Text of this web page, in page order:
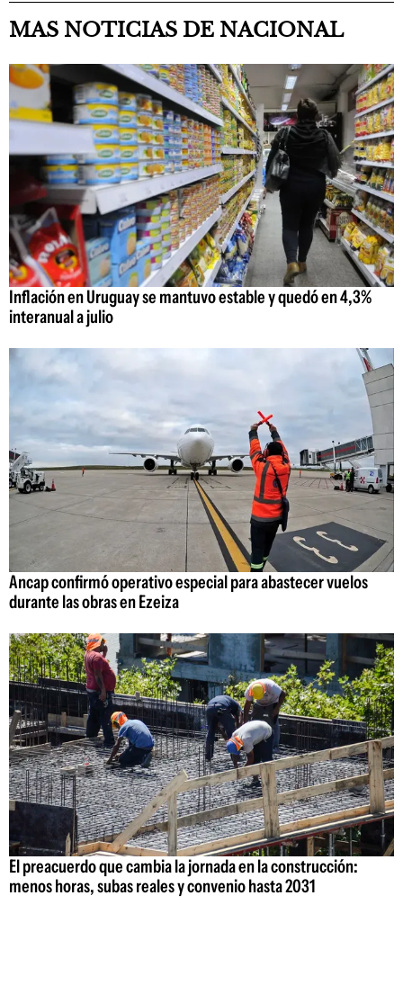
MAS NOTICIAS DE NACIONAL
Inflación en Uruguay se mantuvo estable y quedó en 4,3%
interanual a julio
Ancap confirmó operativo especial para abastecer vuelos
durante las obras en Ezeiza
El preacuerdo que cambia la jornada en la construcción:
menos horas, subas reales y convenio hasta 2031